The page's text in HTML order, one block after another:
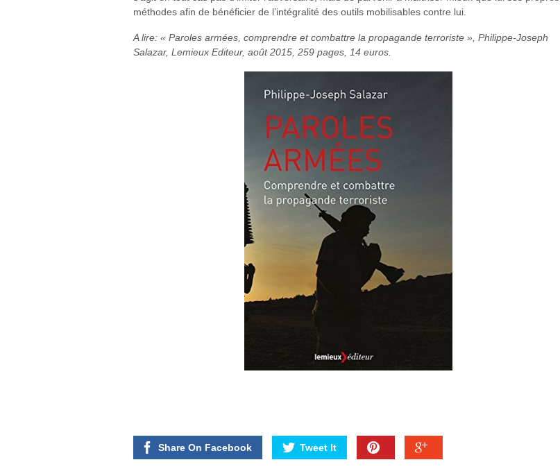
méthodes afin de bénéficier de l’intégralité des outils mobilisables contre lui.
A lire: « Paroles armées, comprendre et combattre la propagande terroriste », Philippe-Joseph
Salazar, Lemieux Editeur, août 2015, 259 pages, 14 euros.
Share On Facebook Tweet It